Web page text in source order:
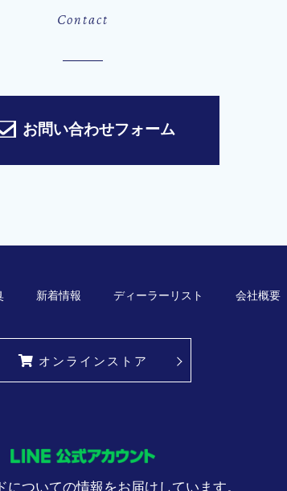
Contact
お問い合わせフォーム
新着情報 ディーラーリスト 会社概要
オンラインストア
についての情報をお届けしています。